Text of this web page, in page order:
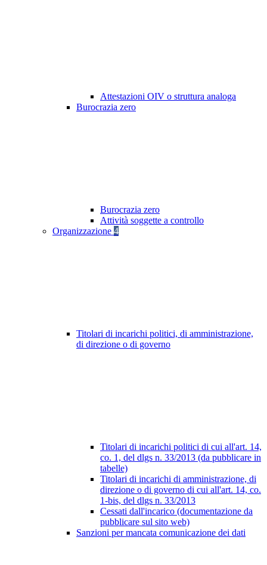
Attestazioni OIV o struttura analoga
Burocrazia zero
Burocrazia zero
Attività soggette a controllo
Organizzazione 4
Titolari di incarichi politici, di amministrazione,
di direzione o di governo
Titolari di incarichi politici di cui all'art. 14,
co. 1, del dlgs n. 33/2013 (da pubblicare in
tabelle)
Titolari di incarichi di amministrazione, di
direzione o di governo di cui all'art. 14, co.
1-bis, del dlgs n. 33/2013
Cessati dall'incarico (documentazione da
pubblicare sul sito web)
Sanzioni per mancata comunicazione dei dati